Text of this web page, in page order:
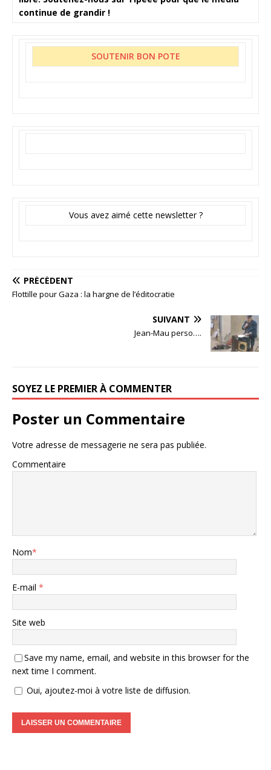
continue de grandir !
SOUTENIR BON POTE
Vous avez aimé cette newsletter ?
PRÉCÉDENT
Flottille pour Gaza : la hargne de l’éditocratie
SUIVANT
Jean-Mau perso….
SOYEZ LE PREMIER À COMMENTER
Poster un Commentaire
Votre adresse de messagerie ne sera pas publiée.
Commentaire
Nom*
E-mail *
Site web
Save my name, email, and website in this browser for the
next time I comment.
Oui, ajoutez-moi à votre liste de diffusion.